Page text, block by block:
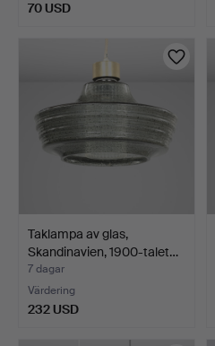
70 USD
Taklampa av glas,
Skandinavien, 1900-talet…
7 dagar
Värdering
232 USD